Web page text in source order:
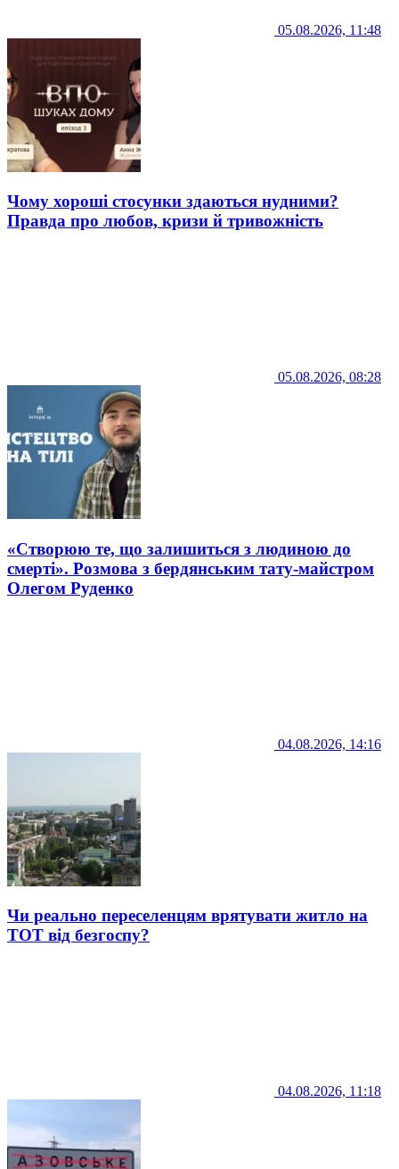
05.08.2026, 11:48
Чому хороші стосунки здаються нудними?
Правда про любов, кризи й тривожність
05.08.2026, 08:28
«Створюю те, що залишиться з людиною до
смерті». Розмова з бердянським тату-майстром
Олегом Руденко
04.08.2026, 14:16
Чи реально переселенцям врятувати житло на
ТОТ від безгоспу?
04.08.2026, 11:18